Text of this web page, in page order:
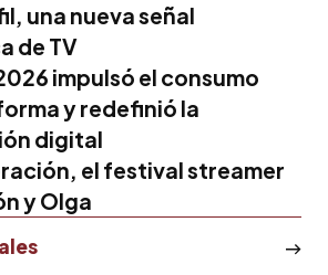
una nueva señal
de TV
impulsó el consumo
y redefinió la
digital
el festival streamer
y Olga